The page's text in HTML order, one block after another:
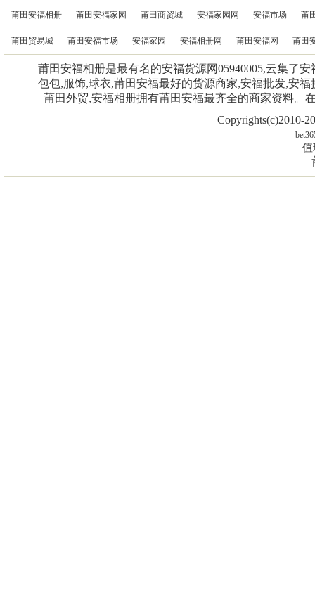
莆田安福相册 莆田安福家园 莆田商贸城 安福家园网 安福市场 莆
莆田贸易城 莆田安福市场 安福家园 安福相册网 莆田安福网 莆田
莆田安福相册是最有名的安福货源网05940005,云集了
包包,服饰,球衣,莆田安福最好的货源商家,安福批发,安
莆田外贸,安福相册拥有莆田安福最齐全的商家资料。
Copyrights(c)2010-
值